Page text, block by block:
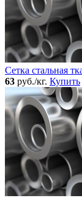
Сетка стальная
63 руб./кг. Купить